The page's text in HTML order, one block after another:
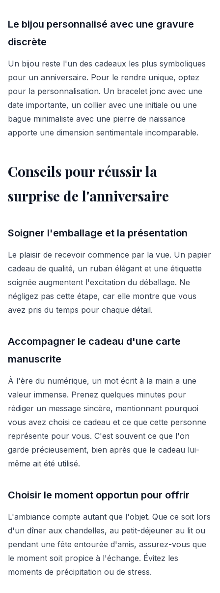
Le bijou personnalisé avec une gravure
discrète
Un bijou reste l'un des cadeaux les plus symboliques
pour un anniversaire. Pour le rendre unique, optez
pour la personnalisation. Un bracelet jonc avec une
date importante, un collier avec une initiale ou une
bague minimaliste avec une pierre de naissance
apporte une dimension sentimentale incomparable.
Conseils pour réussir la
surprise de l'anniversaire
Soigner l'emballage et la présentation
Le plaisir de recevoir commence par la vue. Un papier
cadeau de qualité, un ruban élégant et une étiquette
soignée augmentent l'excitation du déballage. Ne
négligez pas cette étape, car elle montre que vous
avez pris du temps pour chaque détail.
Accompagner le cadeau d'une carte
manuscrite
À l'ère du numérique, un mot écrit à la main a une
valeur immense. Prenez quelques minutes pour
rédiger un message sincère, mentionnant pourquoi
vous avez choisi ce cadeau et ce que cette personne
représente pour vous. C'est souvent ce que l'on
garde précieusement, bien après que le cadeau lui-
même ait été utilisé.
Choisir le moment opportun pour offrir
L'ambiance compte autant que l'objet. Que ce soit lors
d'un dîner aux chandelles, au petit-déjeuner au lit ou
pendant une fête entourée d'amis, assurez-vous que
le moment soit propice à l'échange. Évitez les
moments de précipitation ou de stress.